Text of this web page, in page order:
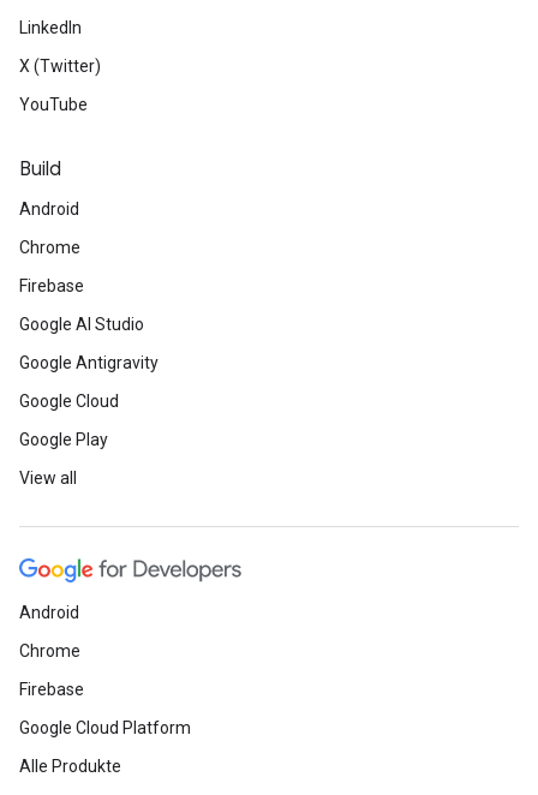
LinkedIn
X (Twitter)
YouTube
Build
Android
Chrome
Firebase
Google AI Studio
Google Antigravity
Google Cloud
Google Play
View all
Android
Chrome
Firebase
Google Cloud Platform
Alle Produkte